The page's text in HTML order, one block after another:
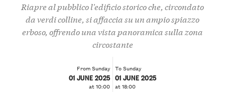
Riapre al pubblico l'edificio storico che, circondato
da verdi colline, si affaccia su un ampio spiazzo
erboso, offrendo una vista panoramica sulla zona
circostante
From Sunday
01 JUNE 2025
at 10:00
To Sunday
01 JUNE 2025
at 18:00